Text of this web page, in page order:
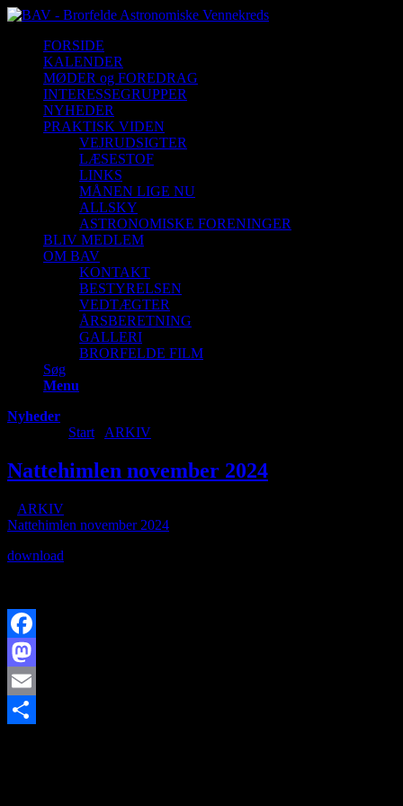
FORSIDE
KALENDER
MØDER og FOREDRAG
INTERESSEGRUPPER
NYHEDER
PRAKTISK VIDEN
VEJRUDSIGTER
LÆSESTOF
LINKS
MÅNEN LIGE NU
ALLSKY
ASTRONOMISKE FORENINGER
BLIV MEDLEM
OM BAV
KONTAKT
BESTYRELSEN
VEDTÆGTER
ÅRSBERETNING
GALLERI
BRORFELDE FILM
Søg
Menu
Nyheder
Start ARKIV
Nattehimlen november 2024
ARKIV
Nattehimlen november 2024
download
Facebook
Mastodon
Email